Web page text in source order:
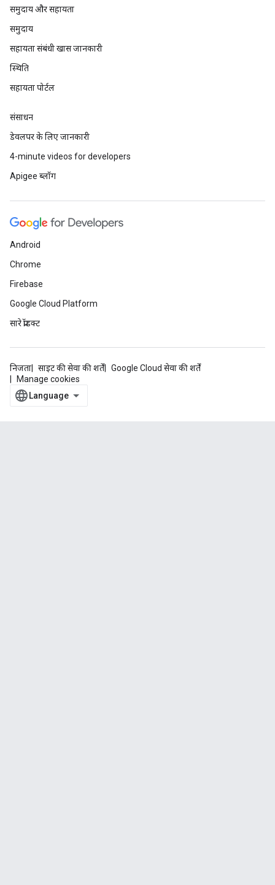
समुदाय और सहायता
समुदाय
सहायता संबंधी खास जानकारी
स्थिति
सहायता पोर्टल
संसाधन
डेवलपर के लिए जानकारी
4-minute videos for developers
Apigee ब्लॉग
Android
Chrome
Firebase
Google Cloud Platform
सारे प्रॉडक्ट
निजता साइट की सेवा की शर्तें
Google Cloud सेवा की शर्तें
Manage cookies